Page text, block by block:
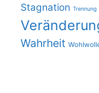
Stagnation Trennung
Wahrheit